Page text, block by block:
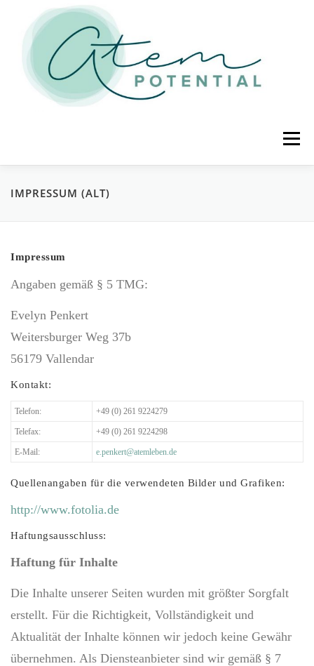
Zum Inhalt springen
Menü
STARTSEITE ÜBER MICH
IMPRESSUM (ALT)
Impressum
Angaben gemäß § 5 TMG:
Evelyn Penkert
Weitersburger Weg 37b
56179 Vallendar
Kontakt:
Telefon: +49 (0) 261 9224279
Telefax: +49 (0) 261 9224298
E-Mail: e.penkert@atemleben.de
Quellenangaben für die verwendeten Bilder und Grafiken:
http://www.fotolia.de
Haftungsausschluss:
Haftung für Inhalte
Die Inhalte unserer Seiten wurden mit größter Sorgfalt
erstellt. Für die Richtigkeit, Vollständigkeit und
Aktualität der Inhalte können wir jedoch keine Gewähr
übernehmen. Als Diensteanbieter sind wir gemäß § 7